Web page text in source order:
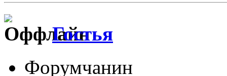
Гостья
Форумчанин